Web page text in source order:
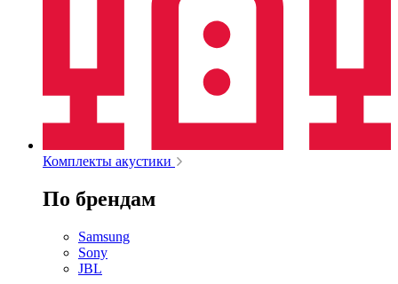
Комплекты акустики
По брендам
Samsung
Sony
JBL